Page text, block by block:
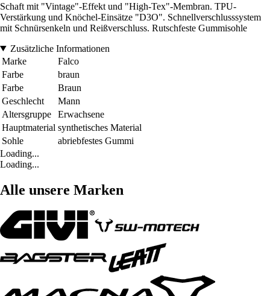
Schaft mit "Vintage"-Effekt und "High-Tex"-Membran. TPU-
Verstärkung und Knöchel-Einsätze "D3O". Schnellverschlusssystem
mit Schnürsenkeln und Reißverschluss. Rutschfeste Gummisohle
Zusätzliche Informationen
Marke
Falco
Farbe
braun
Farbe
Braun
Geschlecht
Mann
Altersgruppe
Erwachsene
Hauptmaterial synthetisches Material
Sohle
abriebfestes Gummi
Loading...
Loading...
Alle unsere Marken